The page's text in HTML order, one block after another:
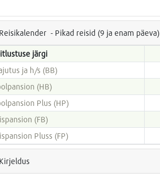
Reisikalender - Pikad reisid (9 ja enam päeva)
järgi
ja h/s (BB)
(HB)
Plus (HP)
(FB)
Pluss (FP)
Kirjeldus